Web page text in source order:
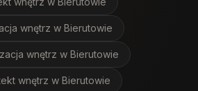
wnętrz w Bierutowie
wnętrz w Bierutowie
wnętrz w Bierutowie